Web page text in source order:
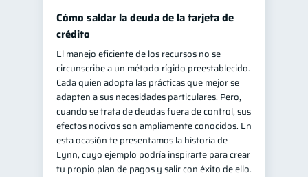
Cómo saldar la deuda de la tarjeta de
crédito
El manejo eficiente de los recursos no se
circunscribe a un método rígido preestablecido.
Cada quien adopta las prácticas que mejor se
adapten a sus necesidades particulares. Pero,
cuando se trata de deudas fuera de control, sus
efectos nocivos son ampliamente conocidos. En
esta ocasión te presentamos la historia de
Lynn, cuyo ejemplo podría inspirarte para crear
tu propio plan de pagos y salir con éxito de ello.